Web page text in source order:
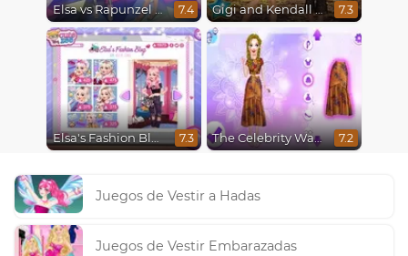
Elsa vs Rapunzel Fashion Game 7.4 Gigi and Kendall Fashionistas 7.3
Elsa's Fashion Blog 7.3 The Celebrity Way Of Life 7.2
Juegos de Vestir a Hadas
Juegos de Vestir Embarazadas